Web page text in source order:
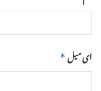
ای میل *